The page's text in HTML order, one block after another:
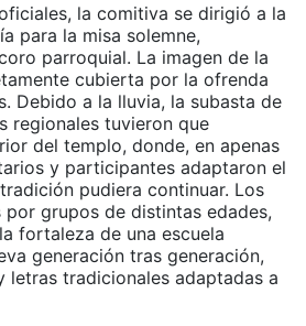
la comitiva se dirigió a la
para la misa solemne,
parroquial. La imagen de la
cubierta por la ofrenda
Debido a la lluvia, la subasta de
regionales tuvieron que
del templo, donde, en apenas
y participantes adaptaron el
pudiera continuar. Los
grupos de distintas edades,
fortaleza de una escuela
generación tras generación,
letras tradicionales adaptadas a